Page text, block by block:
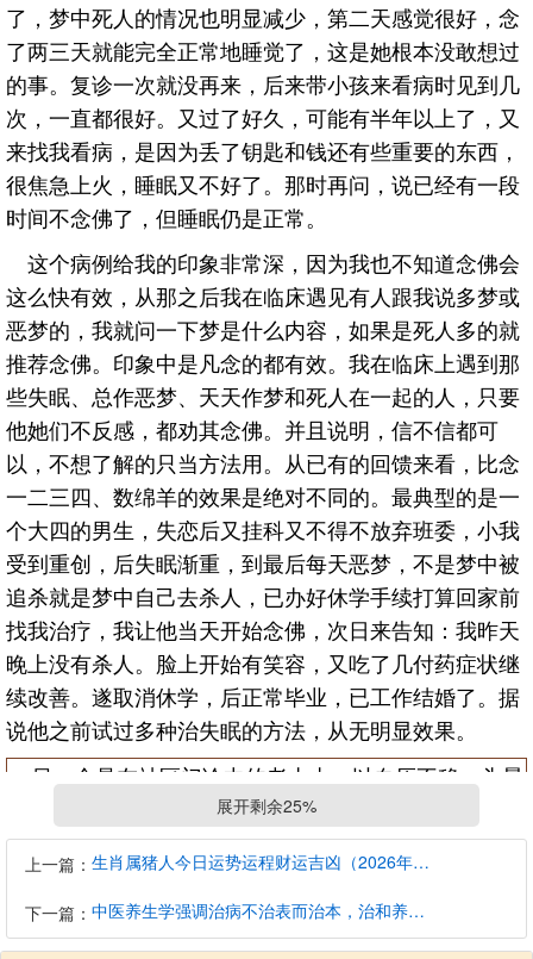
了，梦中死人的情况也明显减少，第二天感觉很好，念
了两三天就能完全正常地睡觉了，这是她根本没敢想过
的事。复诊一次就没再来，后来带小孩来看病时见到几
次，一直都很好。又过了好久，可能有半年以上了，又
来找我看病，是因为丢了钥匙和钱还有些重要的东西，
很焦急上火，睡眠又不好了。那时再问，说已经有一段
时间不念佛了，但睡眠仍是正常。
这个病例给我的印象非常深，因为我也不知道念佛会
这么快有效，从那之后我在临床遇见有人跟我说多梦或
恶梦的，我就问一下梦是什么内容，如果是死人多的就
推荐念佛。印象中是凡念的都有效。我在临床上遇到那
些失眠、总作恶梦、天天作梦和死人在一起的人，只要
他她们不反感，都劝其念佛。并且说明，信不信都可
以，不想了解的只当方法用。从已有的回馈来看，比念
一二三四、数绵羊的效果是绝对不同的。最典型的是一
个大四的男生，失恋后又挂科又不得不放弃班委，小我
受到重创，后失眠渐重，到最后每天恶梦，不是梦中被
追杀就是梦中自己去杀人，已办好休学手续打算回家前
找我治疗，我让他当天开始念佛，次日来告知：我昨天
晚上没有杀人。脸上开始有笑容，又吃了几付药症状继
续改善。遂取消休学，后正常毕业，已工作结婚了。据
说他之前试过多种治失眠的方法，从无明显效果。
另一个是在社区门诊中的老太太，以血压不稳，头晕
心悸时作就诊。问诊中得知其多年来每夜必是梦中与已
故去的人来往，醒后感觉累。询问无其他信仰后建议其
念佛，她说不信这些。我说不需要信，只要尽量念清楚
就行，可以当方法一试。复诊时询问有无念佛、夜梦如
何。答曰真好使，当天就念，梦少多了，三日后就不再
展开剩余25%
上一篇： 生肖属猪人今日运势运程财运吉凶（2026年8月7日）详解查询
下一篇： 中医养生学强调治病不治表而治本，治和养兼顾是有必要的